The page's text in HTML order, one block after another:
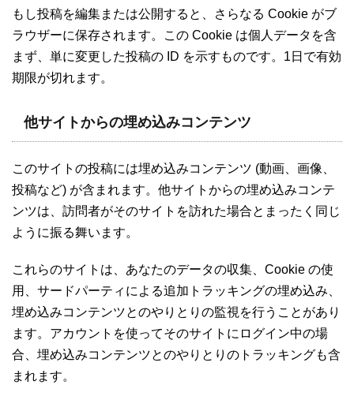
もし投稿を編集または公開すると、さらなる Cookie がブ
ラウザーに保存されます。この Cookie は個人データを含
まず、単に変更した投稿の ID を示すものです。1日で有効
期限が切れます。
他サイトからの埋め込みコンテンツ
このサイトの投稿には埋め込みコンテンツ (動画、画像、
投稿など) が含まれます。他サイトからの埋め込みコンテ
ンツは、訪問者がそのサイトを訪れた場合とまったく同じ
ように振る舞います。
これらのサイトは、あなたのデータの収集、Cookie の使
用、サードパーティによる追加トラッキングの埋め込み、
埋め込みコンテンツとのやりとりの監視を行うことがあり
ます。アカウントを使ってそのサイトにログイン中の場
合、埋め込みコンテンツとのやりとりのトラッキングも含
まれます。